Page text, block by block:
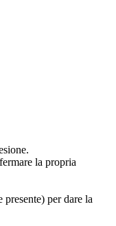
la propria
per dare la